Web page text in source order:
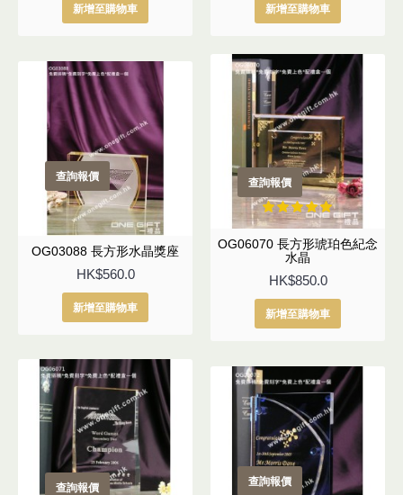
新增至購物車 新增至購物車
OG03088 長方形水晶獎座
HK$560.0
新增至購物車
查詢報價
OG06070 長方形琥珀色紀念
水晶
HK$850.0
新增至購物車
查詢報價
查詢報價 查詢報價